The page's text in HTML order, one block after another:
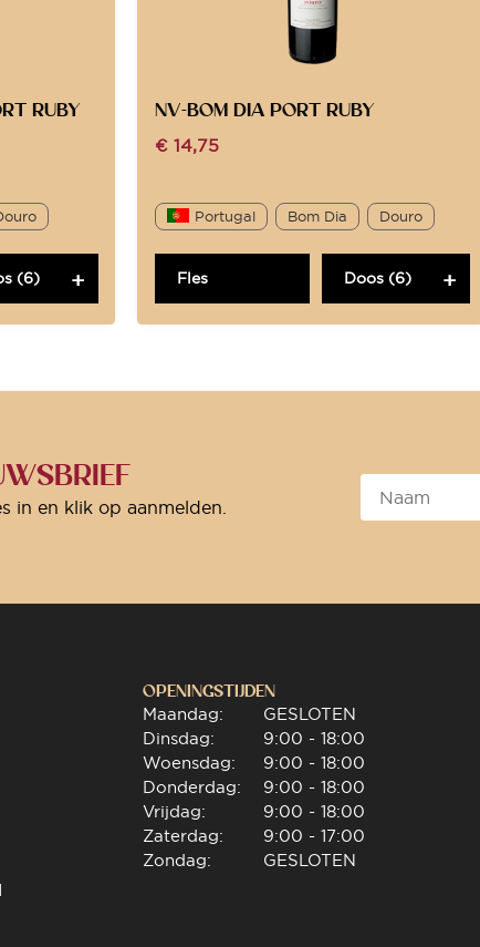
RUBY
(6)
NV-BOM DIA PORT RUBY
€ 14,75
Portugal Bom Dia Douro
Fles Doos (6)
in en klik op aanmelden.
OPENINGSTIJDEN
Maandag:
Dinsdag:
Woensdag:
Donderdag:
Vrijdag:
Zaterdag:
Zondag:
GESLOTEN
9:00 - 18:00
9:00 - 18:00
9:00 - 18:00
9:00 - 18:00
9:00 - 17:00
GESLOTEN